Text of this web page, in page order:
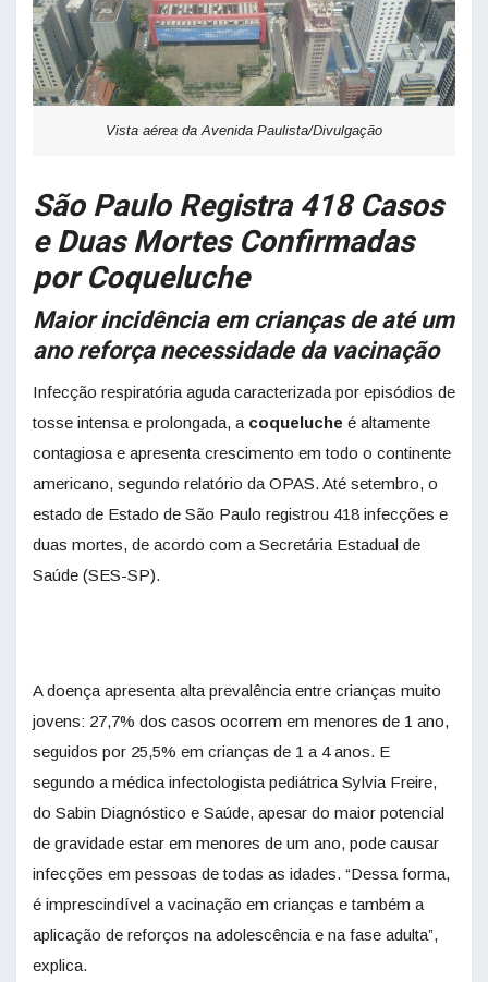
Vista aérea da Avenida Paulista/Divulgação
São Paulo Registra 418 Casos
e Duas Mortes Confirmadas
por Coqueluche
Maior incidência em crianças de até um
ano reforça necessidade da vacinação
Infecção respiratória aguda caracterizada por episódios de
tosse intensa e prolongada, a coqueluche é altamente
contagiosa e apresenta crescimento em todo o continente
americano, segundo relatório da OPAS. Até setembro, o
estado de Estado de São Paulo registrou 418 infecções e
duas mortes, de acordo com a Secretária Estadual de
Saúde (SES-SP).
A doença apresenta alta prevalência entre crianças muito
jovens: 27,7% dos casos ocorrem em menores de 1 ano,
seguidos por 25,5% em crianças de 1 a 4 anos. E
segundo a médica infectologista pediátrica Sylvia Freire,
do Sabin Diagnóstico e Saúde, apesar do maior potencial
de gravidade estar em menores de um ano, pode causar
infecções em pessoas de todas as idades. “Dessa forma,
é imprescindível a vacinação em crianças e também a
aplicação de reforços na adolescência e na fase adulta”,
explica.